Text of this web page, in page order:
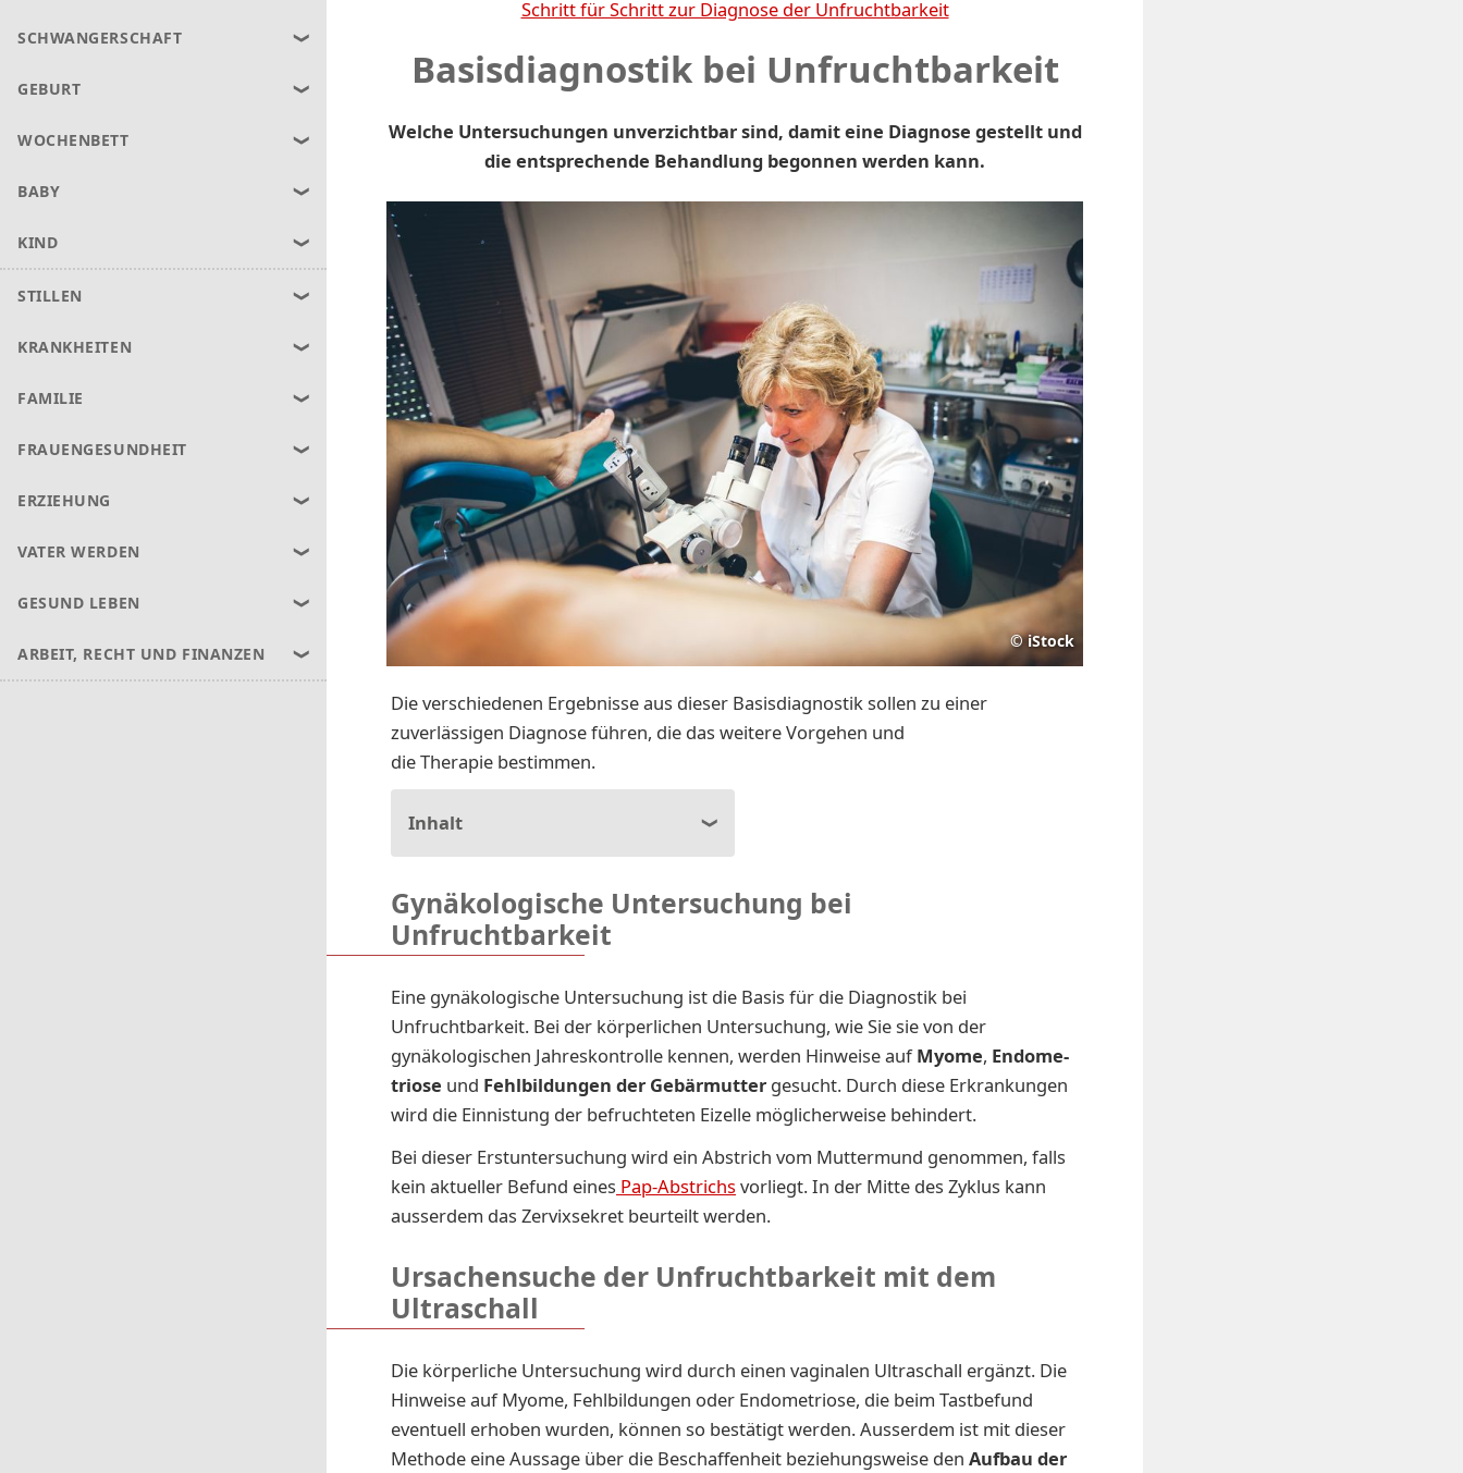
SCHWANGERSCHAFT
GEBURT
WOCHENBETT
BABY
KIND
STILLEN
KRANKHEITEN
FAMILIE
FRAUENGESUNDHEIT
ERZIEHUNG
VATER WERDEN
GESUND LEBEN
ARBEIT, RECHT UND FINANZEN
Schritt für Schritt zur Diagnose der Unfruchtbarkeit
Basisdiagnostik bei Unfruchtbarkeit
Welche Untersuchungen unverzichtbar sind, damit eine Diagnose gestellt und
die entsprechende Behandlung begonnen werden kann.
© iStock
Die verschiedenen Ergebnisse aus dieser Basisdiagnostik sollen zu einer
zuverlässigen Diagnose führen, die das weitere Vorgehen und
die Therapie bestimmen.
Inhalt
Gynäkologische Untersuchung bei
Unfruchtbarkeit
Eine gynäkologische Untersuchung ist die Basis für die Diagnostik bei
Unfruchtbarkeit. Bei der körperlichen Untersuchung, wie Sie sie von der
gynäkologischen Jahreskontrolle kennen, werden Hin­wei­se aufMyo­me, En­do­me­
trio­se und Fehl­bil­dun­gen der Ge­bär­mut­ter gesucht. Durch diese Erkrankungen
wird die Ein­nis­tung der be­fruch­te­ten Ei­zel­le mög­li­cher­wei­se be­hin­dert.
Bei die­ser Erst­un­ter­su­chung wird ein Ab­strich vom Mut­ter­mund ­ge­nom­men, falls
kein aktueller Befund eines Pap-Abstrichsvorliegt. In der Mit­te des Zy­klus kann
ausserdem das Zer­vix­se­kret be­ur­teilt wer­den.
Ursachensuche der Unfruchtbarkeit mit dem
Ultraschall
Die körperliche Untersuchung wird durch einen vaginalen Ultraschall ergänzt. Die
Hinweise auf Myome, Fehlbildungen oder Endometriose, die beim Tastbefund
eventuell erhoben wurden, können so bestätigt werden. Ausserdem ist mit dieser
Methode eine Aussage über die Beschaffenheit beziehungsweise den Aufbau der